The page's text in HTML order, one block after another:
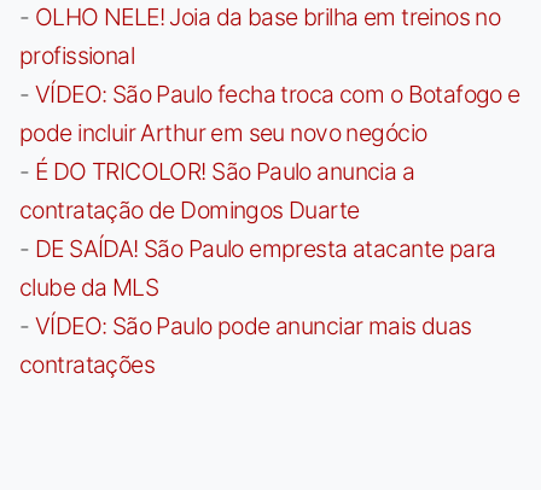
- OLHO NELE! Joia da base brilha em treinos no
profissional
- VÍDEO: São Paulo fecha troca com o Botafogo e
pode incluir Arthur em seu novo negócio
- É DO TRICOLOR! São Paulo anuncia a
contratação de Domingos Duarte
- DE SAÍDA! São Paulo empresta atacante para
clube da MLS
- VÍDEO: São Paulo pode anunciar mais duas
contratações